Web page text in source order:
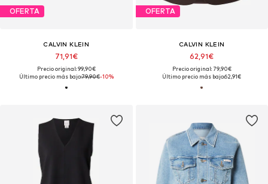
OFERTA
CALVIN KLEIN
71,91€
Precio original: 99,90€
Último precio más bajo:79,90€-10%
OFERTA
CALVIN KLEIN
62,91€
Precio original: 79,90€
Último precio más bajo:62,91€